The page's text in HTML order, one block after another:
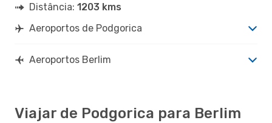
Distância: 1203 kms
Aeroportos de Podgorica
Aeroportos Berlim
Viajar de Podgorica para Berlim